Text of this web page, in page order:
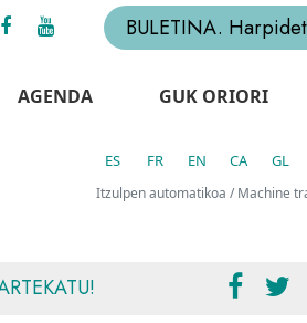
BULETINA.
AGENDA GUK ORIORI
ES FR EN CA GL
Itzulpen automatikoa / Machine